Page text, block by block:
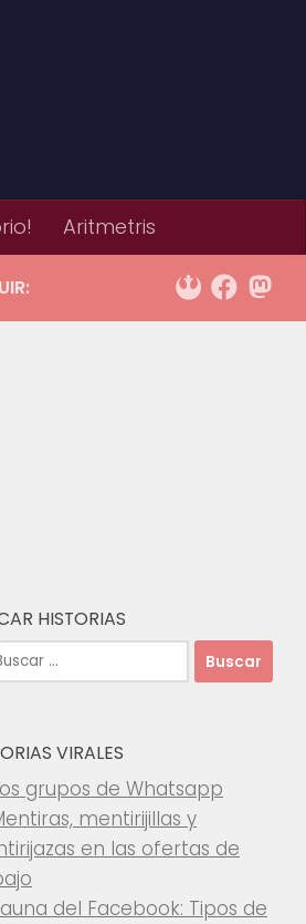
Aritmetris
HISTORIAS
VIRALES
grupos de Whatsapp
mentirijillas y
en las ofertas de
del Facebook: Tipos de